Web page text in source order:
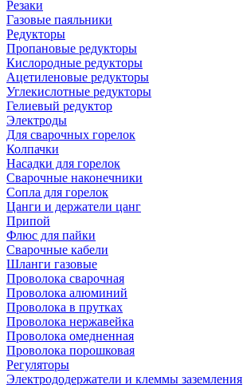
Резаки
Газовые паяльники
Редукторы
Пропановые редукторы
Кислородные редукторы
Ацетиленовые редукторы
Углекислотные редукторы
Гелиевый редуктор
Электроды
Для сварочных горелок
Колпачки
Насадки для горелок
Сварочные наконечники
Сопла для горелок
Цанги и держатели цанг
Припой
Флюс для пайки
Сварочные кабели
Шланги газовые
Проволока сварочная
Проволока алюминий
Проволока в прутках
Проволока нержавейка
Проволока омедненная
Проволока порошковая
Регуляторы
Электрододержатели и клеммы заземления